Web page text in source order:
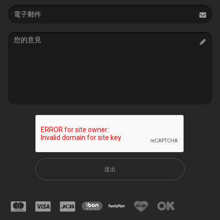
Email
address
Message
送出